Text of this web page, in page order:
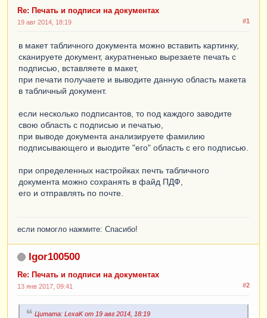
Re: Печать и подписи на документах
#1
19 авг 2014, 18:19
в макет табличного документа можно вставить картинку,
сканируете документ, акуратненько вырезаете печать с
подписью, вставляете в макет,
при печати получаете и выводите данную область макета
в табличный документ.
если несколько подписантов, то под каждого заводите
свою область с подписью и печатью,
при выводе документа анализируете фамилию
подписывающего и выодите "его" область с его подписью.
при определенных настройках печть табличного
документа можно сохранять в файд ПДФ,
его и отправлять по почте.
если помогло нажмите: Спасибо!
Igor100500
Re: Печать и подписи на документах
#2
13 янв 2017, 09:41
Цитата: LexaK от 19 авг 2014, 18:19